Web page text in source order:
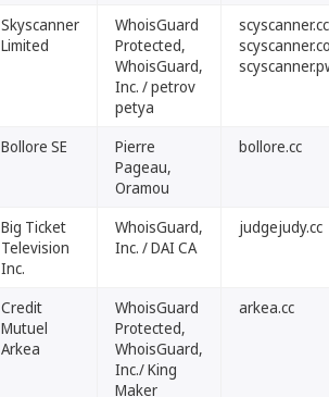
Skyscanner
Limited
WhoisGuard
Protected,
WhoisGuard,
Inc. / petrov
petya
scyscanner.cc
Bollore SE
Pierre
Pageau,
Oramou
bollore.cc
Big Ticket
Television
Inc.
WhoisGuard,
Inc. / DAI CA
judgejudy.cc
Credit
Mutuel
Arkea
WhoisGuard
Protected,
WhoisGuard,
Inc./ King
Maker
arkea.cc